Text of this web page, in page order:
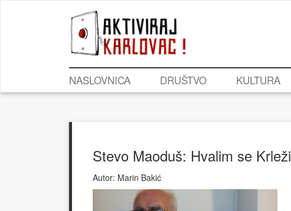
NASLOVNICA DRUŠTVO KULTURA
Stevo Maoduš: Hvalim se
Autor: Marin Bakić